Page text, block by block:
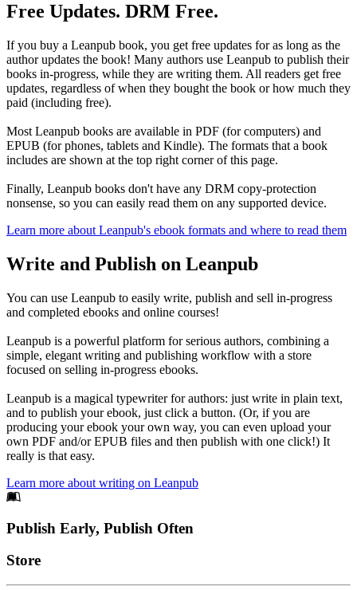
Free Updates. DRM Free.
If you buy a Leanpub book, you get free updates for as long as the
author updates the book! Many authors use Leanpub to publish their
books in-progress, while they are writing them. All readers get free
updates, regardless of when they bought the book or how much they
paid (including free).
Most Leanpub books are available in PDF (for computers) and
EPUB (for phones, tablets and Kindle). The formats that a book
includes are shown at the top right corner of this page.
Finally, Leanpub books don't have any DRM copy-protection
nonsense, so you can easily read them on any supported device.
Learn more about Leanpub's ebook formats and where to read them
Write and Publish on Leanpub
You can use Leanpub to easily write, publish and sell in-progress
and completed ebooks and online courses!
Leanpub is a powerful platform for serious authors, combining a
simple, elegant writing and publishing workflow with a store
focused on selling in-progress ebooks.
Leanpub is a magical typewriter for authors: just write in plain text,
and to publish your ebook, just click a button. (Or, if you are
producing your ebook your own way, you can even upload your
own PDF and/or EPUB files and then publish with one click!) It
really is that easy.
Learn more about writing on Leanpub
Footer
Publish Early, Publish Often
Links
Store